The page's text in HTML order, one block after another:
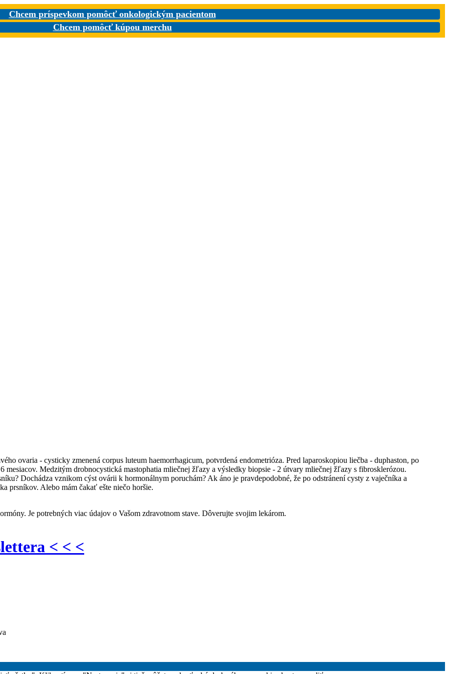
Chcem príspevkom pomôcť onkologickým pacientom
Chcem pomôcť kúpou merchu
ovaria - cysticky zmenená corpus luteum haemorrhagicum, potvrdená endometrióza. Pred laparoskopiou liečba - duphaston, po
mesiacov. Medzitým drobnocystická mastophatia mliečnej žľazy a výsledky biopsie - 2 útvary mliečnej žľazy s fibrosklerózou.
Dochádza vznikom cýst ovárii k hormonálnym poruchám? Ak áno je pravdepodobné, že po odstránení cysty z vaječníka a
prsníkov. Alebo mám čakať ešte niečo horšie.
Je potrebných viac údajov o Vašom zdravotnom stave. Dôverujte svojim lekárom.
< < <